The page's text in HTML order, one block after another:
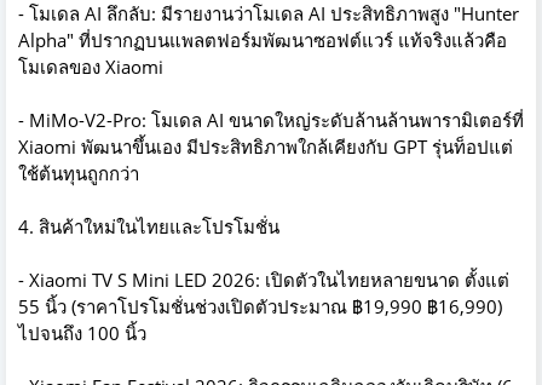
- โมเดล AI ลึกลับ: มีรายงานว่าโมเดล AI ประสิทธิภาพสูง "Hunter
Alpha" ที่ปรากฏบนแพลตฟอร์มพัฒนาซอฟต์แวร์ แท้จริงแล้วคือ
โมเดลของ Xiaomi
- MiMo-V2-Pro: โมเดล AI ขนาดใหญ่ระดับล้านล้านพารามิเตอร์ที่
Xiaomi พัฒนาขึ้นเอง มีประสิทธิภาพใกล้เคียงกับ GPT รุ่นท็อปแต่
ใช้ต้นทุนถูกกว่า
4. สินค้าใหม่ในไทยและโปรโมชั่น
- Xiaomi TV S Mini LED 2026: เปิดตัวในไทยหลายขนาด ตั้งแต่
55 นิ้ว (ราคาโปรโมชั่นช่วงเปิดตัวประมาณ ฿19,990 ฿16,990)
ไปจนถึง 100 นิ้ว